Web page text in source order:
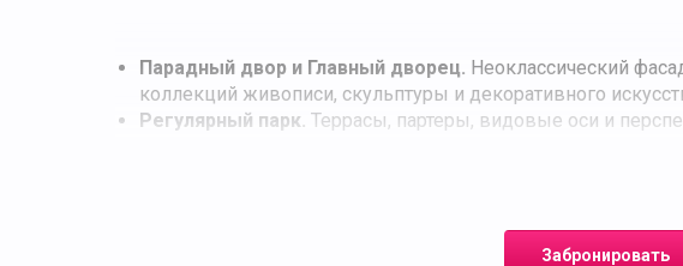
Парадный двор и Главный дворец. Неоклассический
коллекций живописи, скульптуры и декоративного
Регулярный парк. Террасы, партеры, видовые оси и
Павильон для камерных
Памятное сооружение,
Прогулка к воде, павильоны
Забронировать